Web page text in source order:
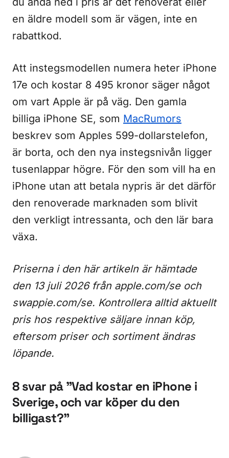
en äldre modell som är vägen, inte en
rabattkod.
Att instegsmodellen numera heter iPhone
17e och kostar 8 495 kronor säger något
om vart Apple är på väg. Den gamla
billiga iPhone SE, som MacRumors
beskrev som Apples 599-dollarstelefon,
är borta, och den nya instegsnivån ligger
tusenlappar högre. För den som vill ha en
iPhone utan att betala nypris är det därför
den renoverade marknaden som blivit
den verkligt intressanta, och den lär bara
växa.
Priserna i den här artikeln är hämtade
den 13 juli 2026 från apple.com/se och
swappie.com/se. Kontrollera alltid aktuellt
pris hos respektive säljare innan köp,
eftersom priser och sortiment ändras
löpande.
8 svar på ”Vad kostar en iPhone i
Sverige, och var köper du den
billigast?”